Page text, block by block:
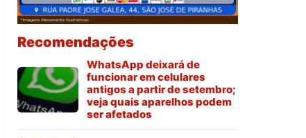
Recomendações
WhatsApp deixará de
funcionar em celulares
antigos a partir de setembro;
veja quais aparelhos podem
ser afetados